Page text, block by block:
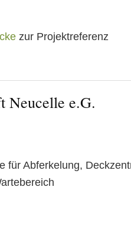
zur Projektreferenz
Neucelle e.G.
für Abferkelung,